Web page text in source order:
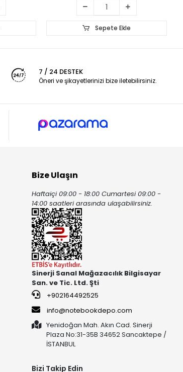
Sepete Ekle
7 / 24 DESTEK
Öneri ve şikayetlerinizi bize iletebilirsiniz.
Bize Ulaşın
Haftaiçi 09:00 - 18:00 Cumartesi 09:00 -
14:00 saatleri arasında ulaşabilirsiniz.
Sinerji Sanal Mağazacılık Bilgisayar
San. ve Tic. Ltd. Şti
+902164492525
info@notebookdepo.com
Yenidoğan Mah. Akın Cad. Sinerji
Plaza No:31-35B 34652 Sancaktepe /
İSTANBUL
Bizi Takip Edin